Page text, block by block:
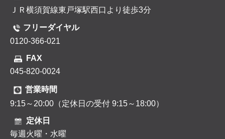
ＪＲ横須賀線東戸塚駅西口より徒歩3分
フリーダイヤル
0120-366-021
FAX
045-820-0024
営業時間
9:15～20:00（定休日の受付 9:15～18:00）
定休日
毎週火曜・水曜